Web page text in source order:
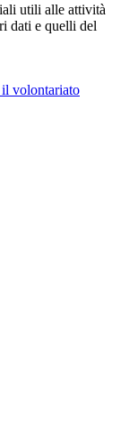
utili alle attività
dati e quelli del